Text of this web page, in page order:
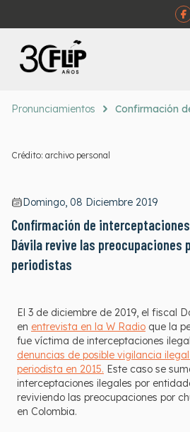
Pronunciamientos Confirmación
Crédito: archivo personal
Domingo, 08 Diciembre 2019
Confirmación de
Dávila revive las preocupaciones
periodistas
El 3 de diciembre de 2019, el fiscal
en entrevista en la W Radio que la
fue víctima de interceptaciones
denuncias de posible vigilancia
periodista en 2015. Este caso se
interceptaciones ilegales por
reviviendo las preocupaciones por
en Colombia.